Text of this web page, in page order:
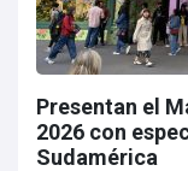
Presentan el
2026 con
Sudamérica